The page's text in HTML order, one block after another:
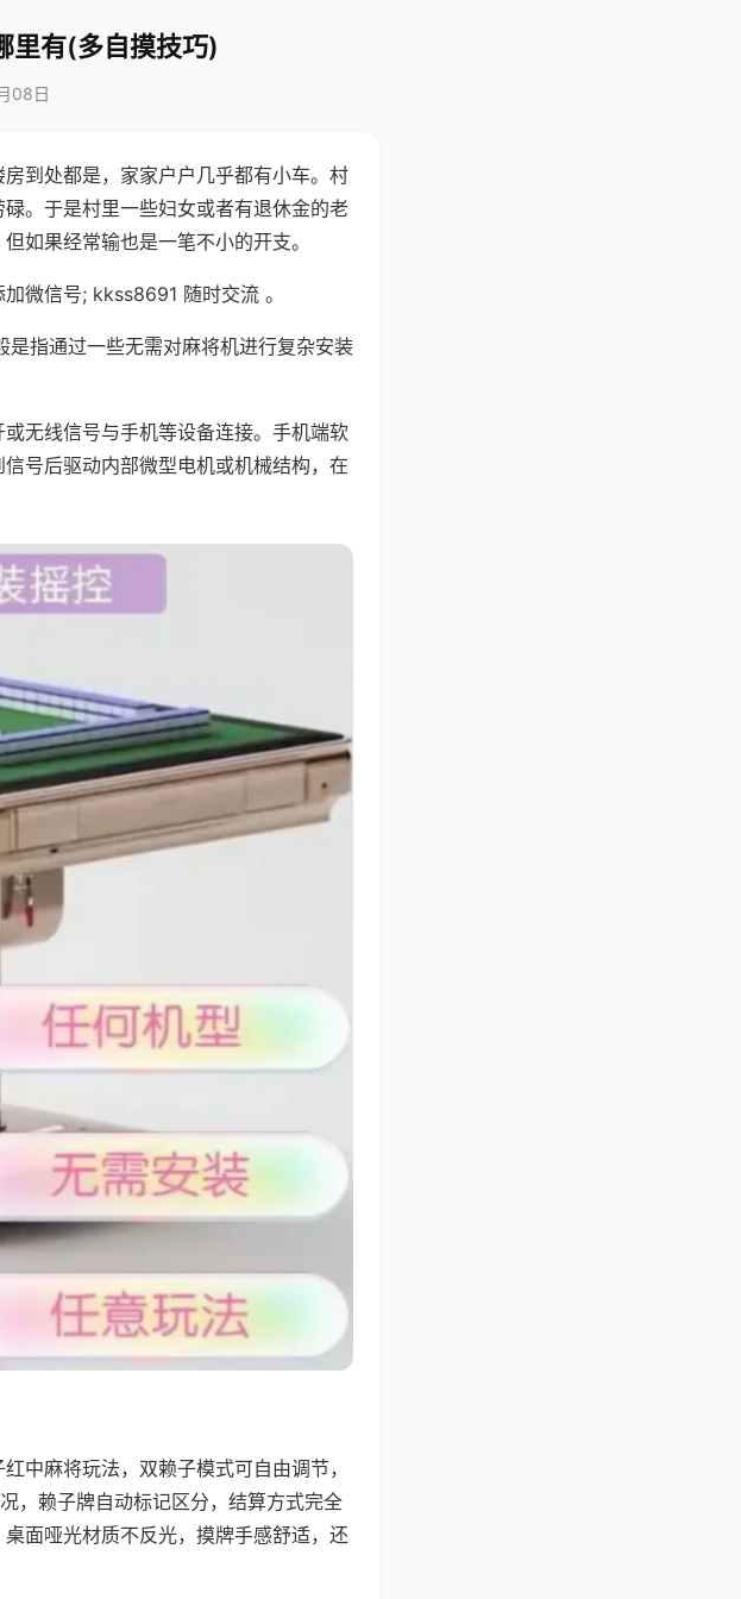
里有(多自摸技巧)
08日
到处都是，家家户户几乎都有小车。村
。于是村里一些妇女或者有退休金的老
如果经常输也是一笔不小的开支。
微信号; kkss8691 随时交流 。
指通过一些无需对麻将机进行复杂安装
无线信号与手机等设备连接。手机端软
号后驱动内部微型电机或机械结构，在
中麻将玩法，双赖子模式可自由调节，
，赖子牌自动标记区分，结算方式完全
面哑光材质不反光，摸牌手感舒适，还